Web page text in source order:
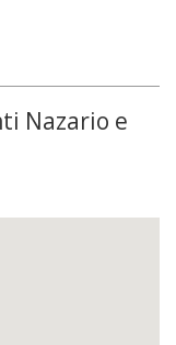
Nazario e